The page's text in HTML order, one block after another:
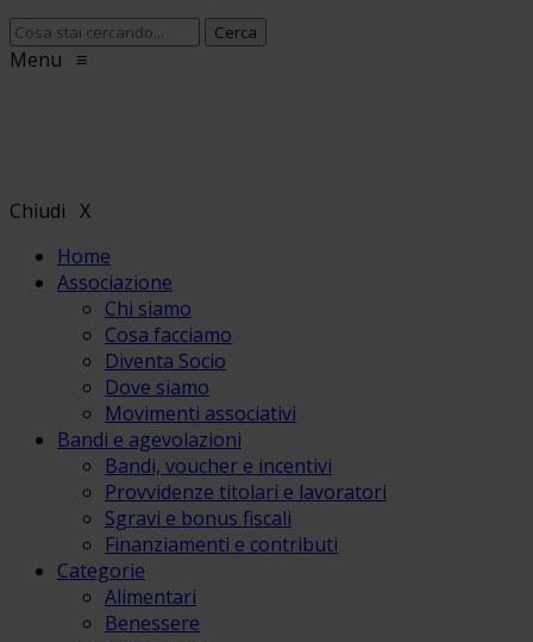
Menu ≡
Chiudi X
Home
Associazione
Chi siamo
Cosa facciamo
Diventa Socio
Dove siamo
Movimenti associativi
Bandi e agevolazioni
Bandi, voucher e incentivi
Provvidenze titolari e lavoratori
Sgravi e bonus fiscali
Finanziamenti e contributi
Categorie
Alimentari
Benessere